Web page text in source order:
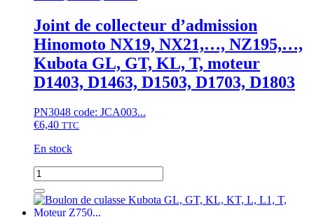
culasse
Hinomoto
NX19,
NX21,...,
NZ,
Kubota
GL,
GT,
KL,
KT,
T,
moteur
D1403,
D1463,
D1503,
D1703
Joint de collecteur d’admission
Hinomoto NX19, NX21,…, NZ195,…,
Kubota GL, GT, KL, T, moteur
D1403, D1463, D1503, D1703, D1803
PN3048 code: JCA003...
€6,40 TTC
En stock
quantité
de
Joint
de